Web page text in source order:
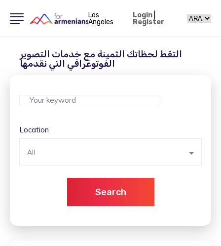
Los
Angeles
Login|
Register
التقط لحظاتك الثمينة مع خدمات التصوير
الفوتوغرافي التي نقدمها
Location
All
Search